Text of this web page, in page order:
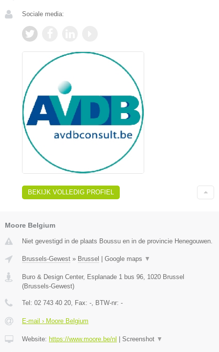
Sociale media:
BEKIJK VOLLEDIG PROFIEL
Moore Belgium
Niet gevestigd in de plaats Boussu en in de provincie Henegouwen.
Brussels-Gewest » Brussel | Google maps ▼
Buro & Design Center, Esplanade 1 bus 96 1020 Brussel
(Brussels-Gewest)
Tel: 02 743 40 20 , Fax: - , BTW-nr: -
E-mail › Moore Belgium
Website: https://www.moore.be/nl | Screenshot ▼